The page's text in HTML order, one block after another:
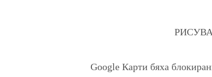
Google Карти бяха